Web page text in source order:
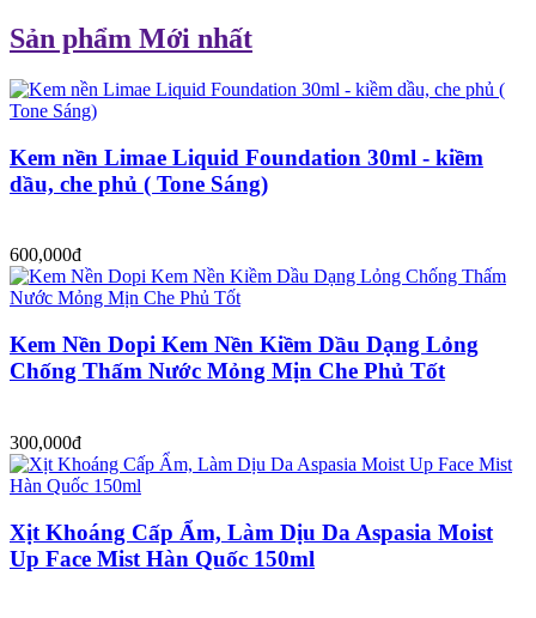
Sản phẩm Mới nhất
Kem nền Limae Liquid Foundation 30ml - kiềm
dầu, che phủ ( Tone Sáng)
600,000đ
Kem Nền Dopi Kem Nền Kiềm Dầu Dạng Lỏng
Chống Thấm Nước Mỏng Mịn Che Phủ Tốt
300,000đ
Xịt Khoáng Cấp Ẩm, Làm Dịu Da Aspasia Moist
Up Face Mist Hàn Quốc 150ml